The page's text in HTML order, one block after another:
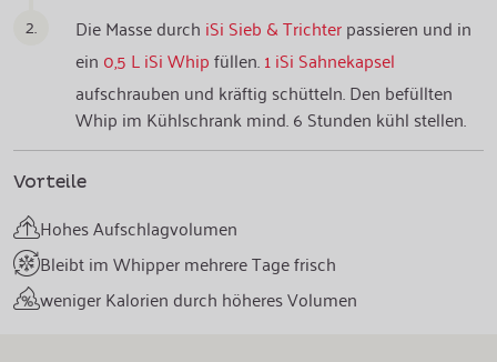
2.
Die Masse durch iSi Sieb & Trichterpassieren und in
ein 0,5 L iSi Whipfüllen.1 iSi Sahnekapsel
aufschrauben und kräftig schütteln. Den befüllten
Whip im Kühlschrank mind. 6 Stunden kühl stellen.
Vorteile
Hohes Aufschlagvolumen
Bleibt im Whipper mehrere Tage frisch
weniger Kalorien durch höheres Volumen